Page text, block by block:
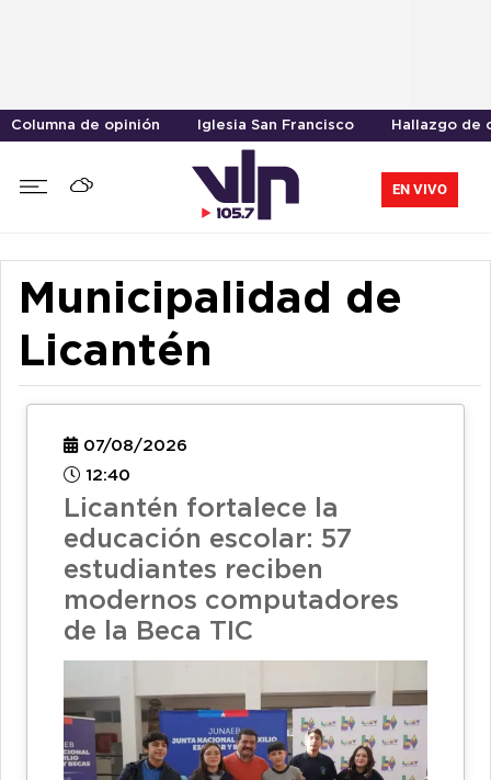
Columna de opinión Iglesia San Francisco Hallazgo de
EN VIVO
Municipalidad de
Licantén
07/08/2026
12:40
Licantén fortalece la
educación escolar: 57
estudiantes reciben
modernos computadores
de la Beca TIC